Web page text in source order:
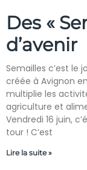
Des «
d’avenir
Semailles c’est le
créée à Avignon
multiplie les
agriculture et
Vendredi 16 juin,
tour ! C’est
Lire la suite »